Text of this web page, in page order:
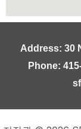
Address: 30
Phone: